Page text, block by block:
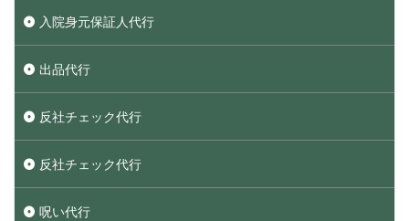
入院身元保証人代行
出品代行
反社チェック代行
反社チェック代行
呪い代行